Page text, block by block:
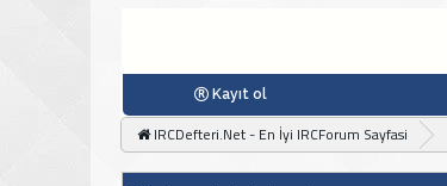
Kayıt ol
IRCDefteri.Net - En İyi IRCForum Sayfasi